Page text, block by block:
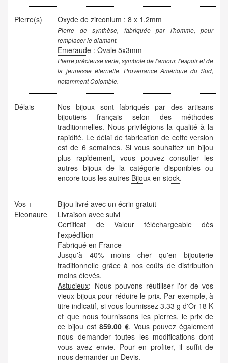
Pierre(s) Oxyde de zirconium : 8 x 1.2mm
Pierre de synthèse, fabriquée par l'homme, pour
remplacer le diamant.
Emeraude : Ovale 5x3mm
Pierre précieuse verte, symbole de l'amour, l'espoir et de
la jeunesse éternelle. Provenance Amérique du Sud,
notamment Colombie.
Délais
Nos bijoux sont fabriqués par des artisans
bijoutiers français selon des méthodes
traditionnelles. Nous privilégions la qualité à la
rapidité. Le délai de fabrication de cette version
est de 6 semaines. Si vous souhaitez un bijou
plus rapidement, vous pouvez consulter les
autres bijoux de la catégorie disponibles ou
encore tous les autres Bijoux en stock.
Vos +
Eleonaure
Bijou livré avec un écrin gratuit
Livraison avec suivi
Certificat de Valeur téléchargeable dès
l'expédition
Fabriqué en France
Jusqu'à 40% moins cher qu'en bijouterie
traditionnelle grâce à nos coûts de distribution
moins élevés.
Astucieux: Nous pouvons réutiliser l'or de vos
vieux bijoux pour réduire le prix. Par exemple, à
titre indicatif, si vous fournissez 3.33 g d'Or 18 K
et que nous fournissons les pierres, le prix de
ce bijou est859.00 €. Vous pouvez également
nous demander toutes les modifications dont
vous avez envie. Pour en profiter, il suffit de
nous demander un Devis.